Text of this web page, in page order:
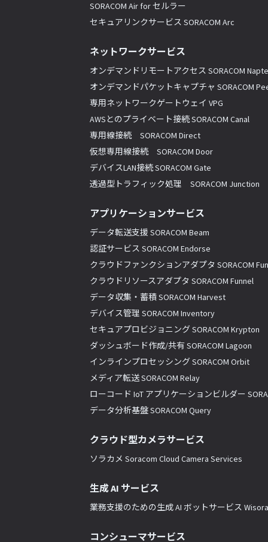
SORACOM Air for セルラー
セキュアリンクサービス SORACOM Arc
ネットワークサービス
オンデマンドリモートアクセス SORACOM
オンデマンドパケットキャプチャ SORACOM
専用ネットワークゲートウェイ VPG
AWSとのプライベート接続 SORACOM Canal
専用線接続 SORACOM Direct
仮想専用線接続 SORACOM Door
デバイスLAN接続 SORACOM Gate
透過型トラフィック処理 SORACOM Junction
アプリケーションサービス
データ転送支援 SORACOM Beam
認証サービス SORACOM Endorse
クラウドファンクションアダプタ SORACOM
クラウドリソースアダプタ SORACOM Funnel
データ収集・蓄積 SORACOM Harvest
デバイス管理 SORACOM Inventory
セキュアプロビジョニング SORACOM Krypton
ダッシュボード作成/共有 SORACOM Lagoon
インラインプロセッシング SORACOM Orbit
メディア転送 SORACOM Relay
ローコード IoT アプリケーションビルダー
データ分析基盤 SORACOM Query
クラウド型カメラサービス
ソラカメ Soracom Cloud Camera Services
生成 AI サービス
業務支援のための生成 AI ボットサービス Wisora
コンシューマサービス